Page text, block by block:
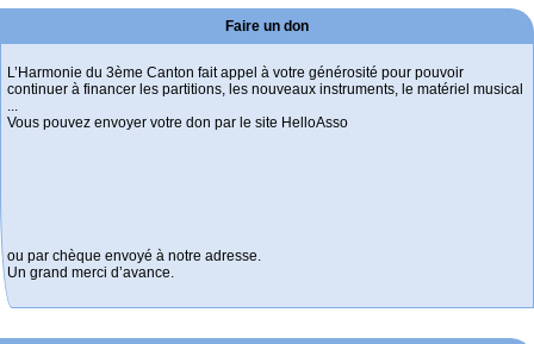
Faire un don
L’Harmonie du 3ème Canton fait appel à votre générosité pour pouvoir
continuer à financer les partitions, les nouveaux instruments, le matériel musical
...
Vous pouvez envoyer votre don par le site HelloAsso
ou par chèque envoyé à notre adresse.
Un grand merci d’avance.